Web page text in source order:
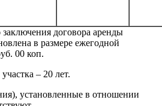
договора аренды
в размере ежегодной
00 коп.
– 20 лет.
установленные в отношении